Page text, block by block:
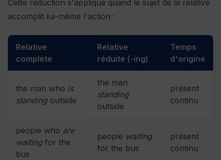
Cette réduction s'applique quand le sujet de la relative
accomplit lui-même l'action :
Relative
complète
Relative
réduite (-ing)
Temps
d'origine
the man who is
standingoutside
the man
standing
outside
présent
continu
people who are
waitingfor the
bus
people waiting
for the bus
présent
continu